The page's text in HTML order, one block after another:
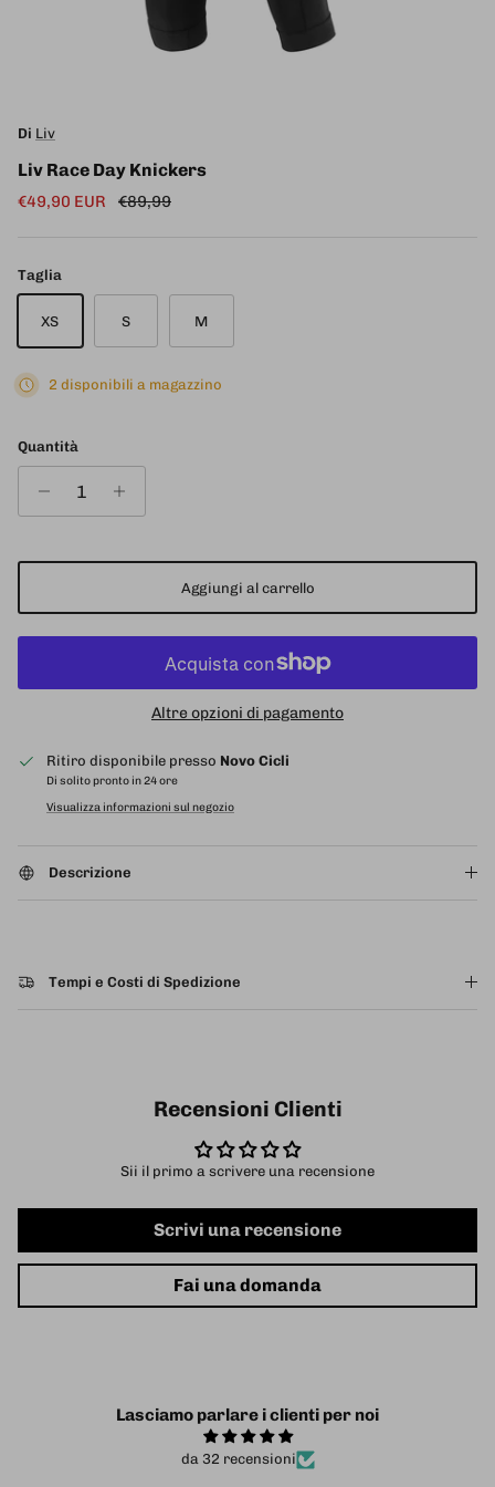
Di Liv
Liv Race Day Knickers
Prezzo di vendita
€49,90 EUR Prezzo normale
€89,99
Taglia
XS S M
2 disponibili a magazzino
Quantità
Aggiungi al carrello
Altre opzioni di pagamento
Ritiro disponibile presso Novo Cicli
Di solito pronto in 24 ore
Visualizza informazioni sul negozio
Descrizione
Tempi e Costi di Spedizione
Recensioni Clienti
Sii il primo a scrivere una recensione
Scrivi una recensione
Fai una domanda
Lasciamo parlare i clienti per noi
da 32 recensioni